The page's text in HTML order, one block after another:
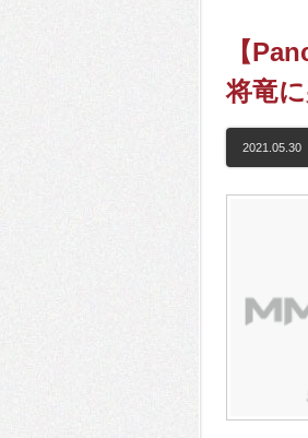
【
将竜
2021.05.30